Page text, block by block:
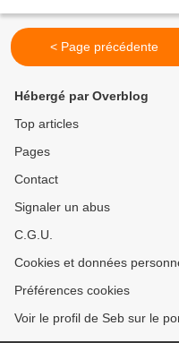
< Page précédente
Hébergé par Overblog
Top articles
Pages
Contact
Signaler un abus
C.G.U.
Cookies et données
Préférences cookies
Voir le profil de Seb sur le